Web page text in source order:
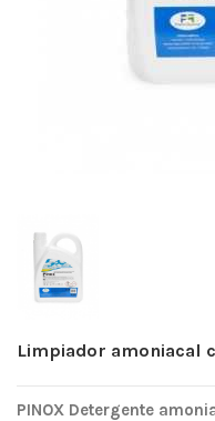
Limpiador amoniacal
PINOX Detergente